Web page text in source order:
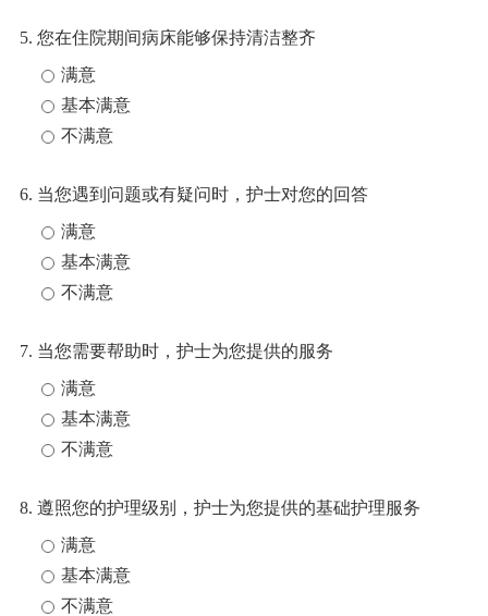
5. 您在住院期间病床能够保持清洁整齐
满意
基本满意
不满意
6. 当您遇到问题或有疑问时，护士对您的回答
满意
基本满意
不满意
7. 当您需要帮助时，护士为您提供的服务
满意
基本满意
不满意
8. 遵照您的护理级别，护士为您提供的基础护理服务
满意
基本满意
不满意